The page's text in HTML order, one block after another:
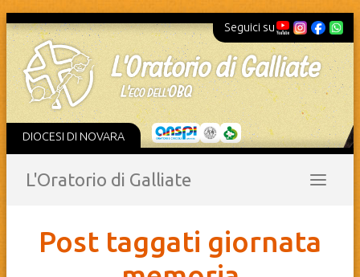
Seguici su
DIOCESI DI NOVARA
L'Oratorio di Galliate
Post taggati giornata